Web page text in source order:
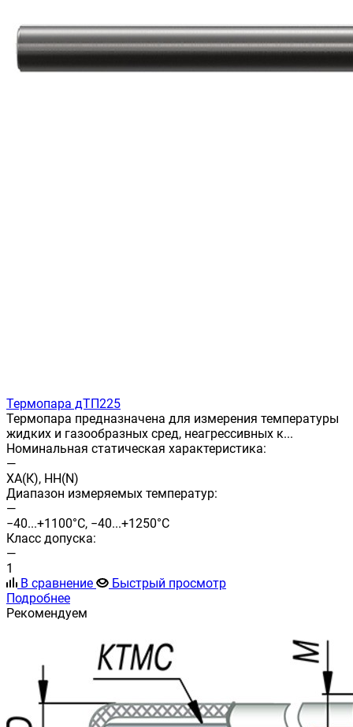
Термопара дТП225
Термопара предназначена для измерения температуры
жидких и газообразных сред, неагрессивных к...
Номинальная статическая характеристика:
—
ХА(К), НН(N)
Диапазон измеряемых температур:
—
−40...+1100°С, −40...+1250°С
Класс допуска:
—
1
В сравнение
Быстрый просмотр
Подробнее
Рекомендуем